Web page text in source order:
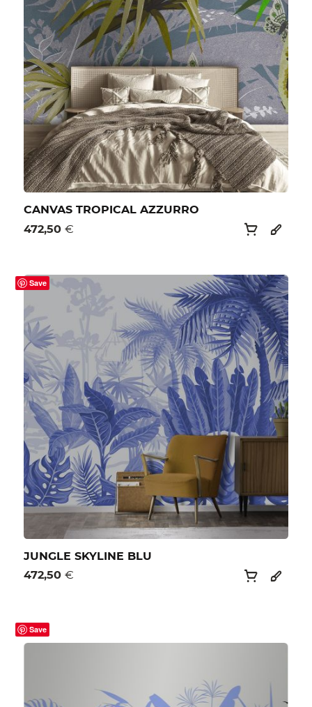
CANVAS TROPICAL AZZURRO
472,50€
Save
JUNGLE SKYLINE BLU
472,50€
Save